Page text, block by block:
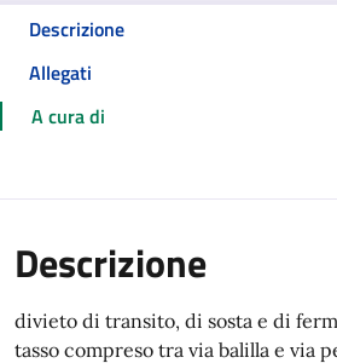
Descrizione
Allegati
A cura di
Descrizione
divieto di transito, di sosta e di
tasso compreso tra via balilla e via